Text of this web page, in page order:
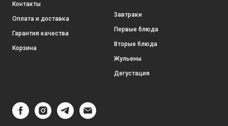
Контакты
Оплата и доставка
Гарантия качества
Корзина
Завтраки
Первые блюда
Вторые блюда
Жульены
Дегустация